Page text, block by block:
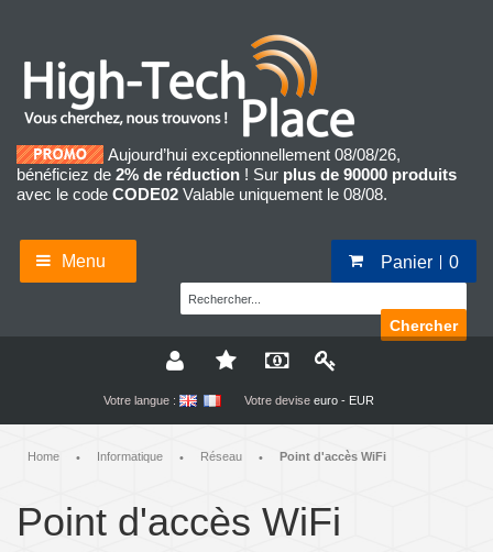
Aujourd’hui exceptionnellement 08/08/26,
bénéficiez de 2% de réduction ! Sur plus de 90000 produits
avec le code CODE02 Valable uniquement le 08/08.
Menu Panier 0
Chercher
Votre langue : Votre devise euro - EUR
Home • Informatique • Réseau • Point d'accès WiFi
Point d'accès WiFi